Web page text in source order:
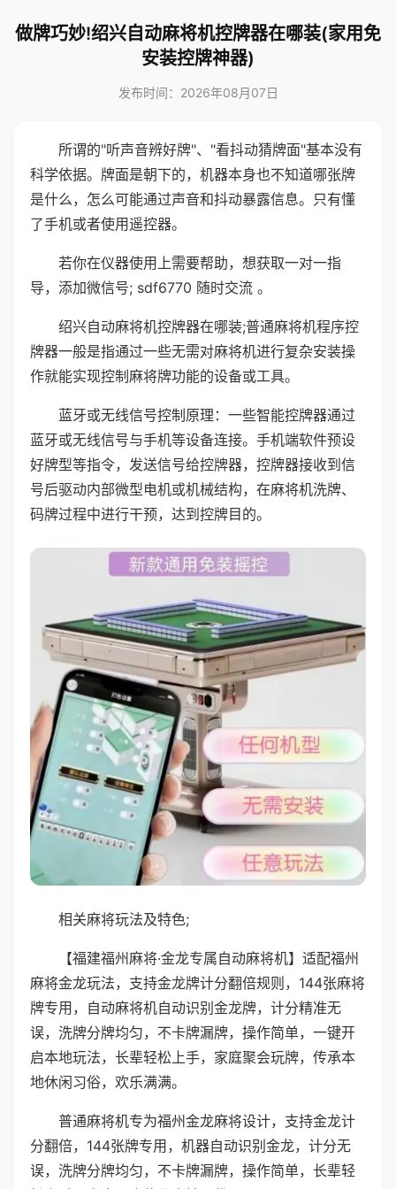
做牌巧妙!绍兴自动麻将机控牌器在哪装(家用免
安装控牌神器)
发布时间：2026年08月07日
所谓的"听声音辨好牌"、"看抖动猜牌面"基本没有
科学依据。牌面是朝下的，机器本身也不知道哪张牌
是什么，怎么可能通过声音和抖动暴露信息。只有懂
了手机或者使用遥控器。
若你在仪器使用上需要帮助，想获取一对一指
导，添加微信号; sdf6770 随时交流 。
绍兴自动麻将机控牌器在哪装;普通麻将机程序控
牌器一般是指通过一些无需对麻将机进行复杂安装操
作就能实现控制麻将牌功能的设备或工具。
蓝牙或无线信号控制原理：一些智能控牌器通过
蓝牙或无线信号与手机等设备连接。手机端软件预设
好牌型等指令，发送信号给控牌器，控牌器接收到信
号后驱动内部微型电机或机械结构，在麻将机洗牌、
码牌过程中进行干预，达到控牌目的。
相关麻将玩法及特色;
【福建福州麻将·金龙专属自动麻将机】适配福州
麻将金龙玩法，支持金龙牌计分翻倍规则，144张麻将
牌专用，自动麻将机自动识别金龙牌，计分精准无
误，洗牌分牌均匀，不卡牌漏牌，操作简单，一键开
启本地玩法，长辈轻松上手，家庭聚会玩牌，传承本
地休闲习俗，欢乐满满。
普通麻将机专为福州金龙麻将设计，支持金龙计
分翻倍，144张牌专用，机器自动识别金龙，计分无
误，洗牌分牌均匀，不卡牌漏牌，操作简单，长辈轻